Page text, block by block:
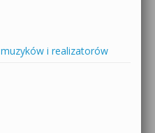
i realizatorów